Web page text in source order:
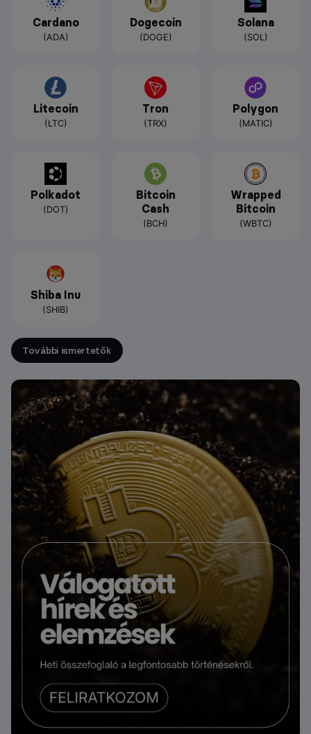
Cardano
(ADA)
Dogecoin
(DOGE)
Solana
(SOL)
Litecoin
(LTC)
Tron
(TRX)
Polygon
(MATIC)
Polkadot
(DOT)
Bitcoin
Cash
(BCH)
Wrapped
Bitcoin
(WBTC)
Shiba Inu
(SHIB)
További ismertetők